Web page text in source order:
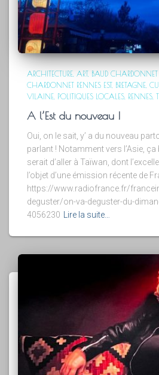
ARCHITECTURE ART BAUD CHARDONNET
CHARDONNET RENNES EST BRETAGNE
VILAINE POLITIQUES LOCALES RENNES
A l’Est du nouveau !
Oui, on le sait, y’ a du nouveau
parlant ! Notamment vers l’Asie,
serait d’aller à Taïwan, dont
l’objet d’une émission récente de
https://www.radiofrance.fr/
deguster/on-va-deguster-du-
4056230
Lire la suite…